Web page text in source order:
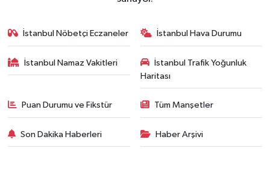
İstanbul Nöbetçi Eczaneler İstanbul Hava Durumu
İstanbul Namaz Vakitleri
İstanbul Trafik Yoğunluk
Haritası
Puan Durumu ve Fikstür Tüm Manşetler
Son Dakika Haberleri Haber Arşivi